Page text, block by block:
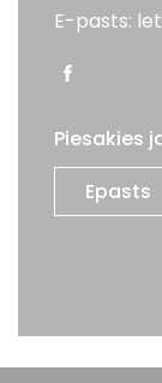
E-pasts:
Piesakies